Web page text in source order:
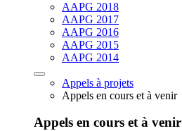
AAPG 2018
AAPG 2017
AAPG 2016
AAPG 2015
AAPG 2014
Appels à projets
Appels en cours et à venir
Appels en cours et à venir